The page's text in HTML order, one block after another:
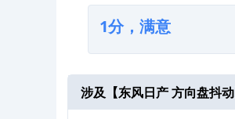
1分，满意
涉及【东风日产 方向盘抖动